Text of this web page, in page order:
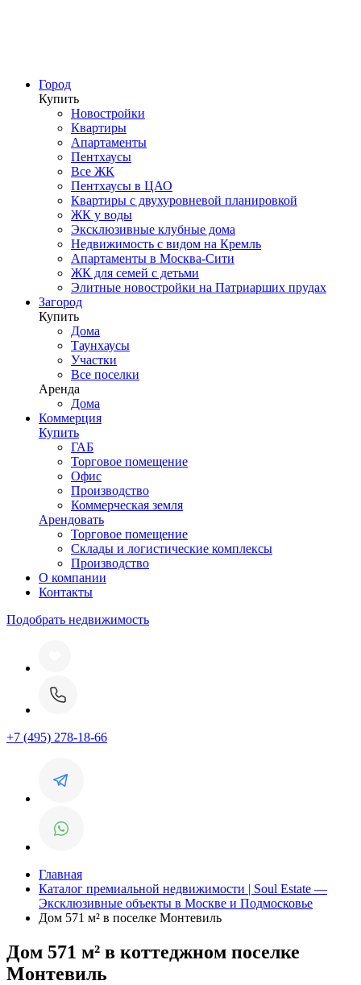
Город
Купить
Новостройки
Квартиры
Апартаменты
Пентхаусы
Все ЖК
Пентхаусы в ЦАО
Квартиры с двухуровневой планировкой
ЖК у воды
Эксклюзивные клубные дома
Недвижимость с видом на Кремль
Апартаменты в Москва-Сити
ЖК для семей с детьми
Элитные новостройки на Патриарших прудах
Загород
Купить
Дома
Таунхаусы
Участки
Все поселки
Аренда
Дома
Коммерция
Купить
ГАБ
Торговое помещение
Офис
Производство
Коммерческая земля
Арендовать
Торговое помещение
Склады и логистические комплексы
Производство
О компании
Контакты
Подобрать недвижимость
+7 (495) 278-18-66
Главная
Каталог премиальной недвижимости | Soul Estate —
Эксклюзивные объекты в Москве и Подмосковье
Дом 571 м² в поселке Монтевиль
Дом 571 м² в коттеджном поселке
Монтевиль